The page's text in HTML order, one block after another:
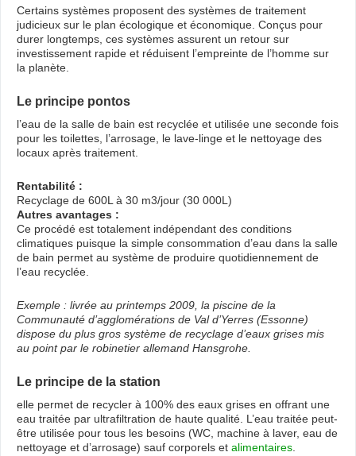
Certains systèmes proposent des systèmes de traitement
judicieux sur le plan écologique et économique. Conçus pour
durer longtemps, ces systèmes assurent un retour sur
investissement rapide et réduisent l’empreinte de l’homme sur
la planète.
Le principe pontos
l’eau de la salle de bain est recyclée et utilisée une seconde fois
pour les toilettes, l’arrosage, le lave-linge et le nettoyage des
locaux après traitement.
Rentabilité :
Recyclage de 600L à 30 m3/jour (30 000L)
Autres avantages :
Ce procédé est totalement indépendant des conditions
climatiques puisque la simple consommation d’eau dans la salle
de bain permet au système de produire quotidiennement de
l’eau recyclée.
Exemple : livrée au printemps 2009, la piscine de la
Communauté d’agglomérations de Val d’Yerres (Essonne)
dispose du plus gros système de recyclage d’eaux grises mis
au point par le robinetier allemand Hansgrohe.
Le principe de la station
elle permet de recycler à 100% des eaux grises en offrant une
eau traitée par ultrafiltration de haute qualité. L’eau traitée peut-
être utilisée pour tous les besoins (WC, machine à laver, eau de
nettoyage et d’arrosage) sauf corporels et alimentaires